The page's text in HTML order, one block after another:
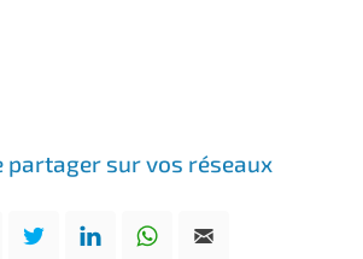
partager sur vos réseaux